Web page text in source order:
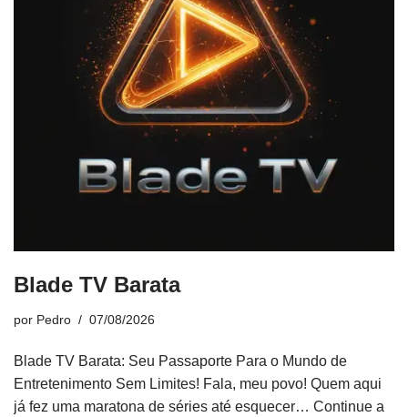
Blade TV Barata
por Pedro 07/08/2026
Blade TV Barata: Seu Passaporte Para o Mundo de
Entretenimento Sem Limites! Fala, meu povo! Quem aqui
já fez uma maratona de séries até esquecer… Continue a